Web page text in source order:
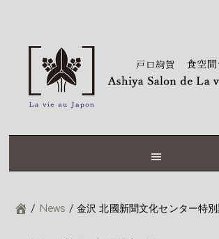
navigation
/ News / 金沢 北國新聞文化センター特